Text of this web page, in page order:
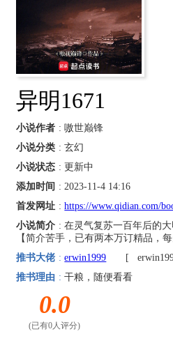
异明1671
小说作者 : 嗷世巅锋
小说分类 : 玄幻
小说状态 : 更新中
添加时间 : 2023-11-4 14:16
首发网址 :https://www.qidian.com/
小说简介 : 在灵气复苏一百年后的大
【简介苦手，已有两本万订精品，
推书大佬 : erwin1999 [
推书理由 : 干粮，随便看看
0.0
(已有0人评分)